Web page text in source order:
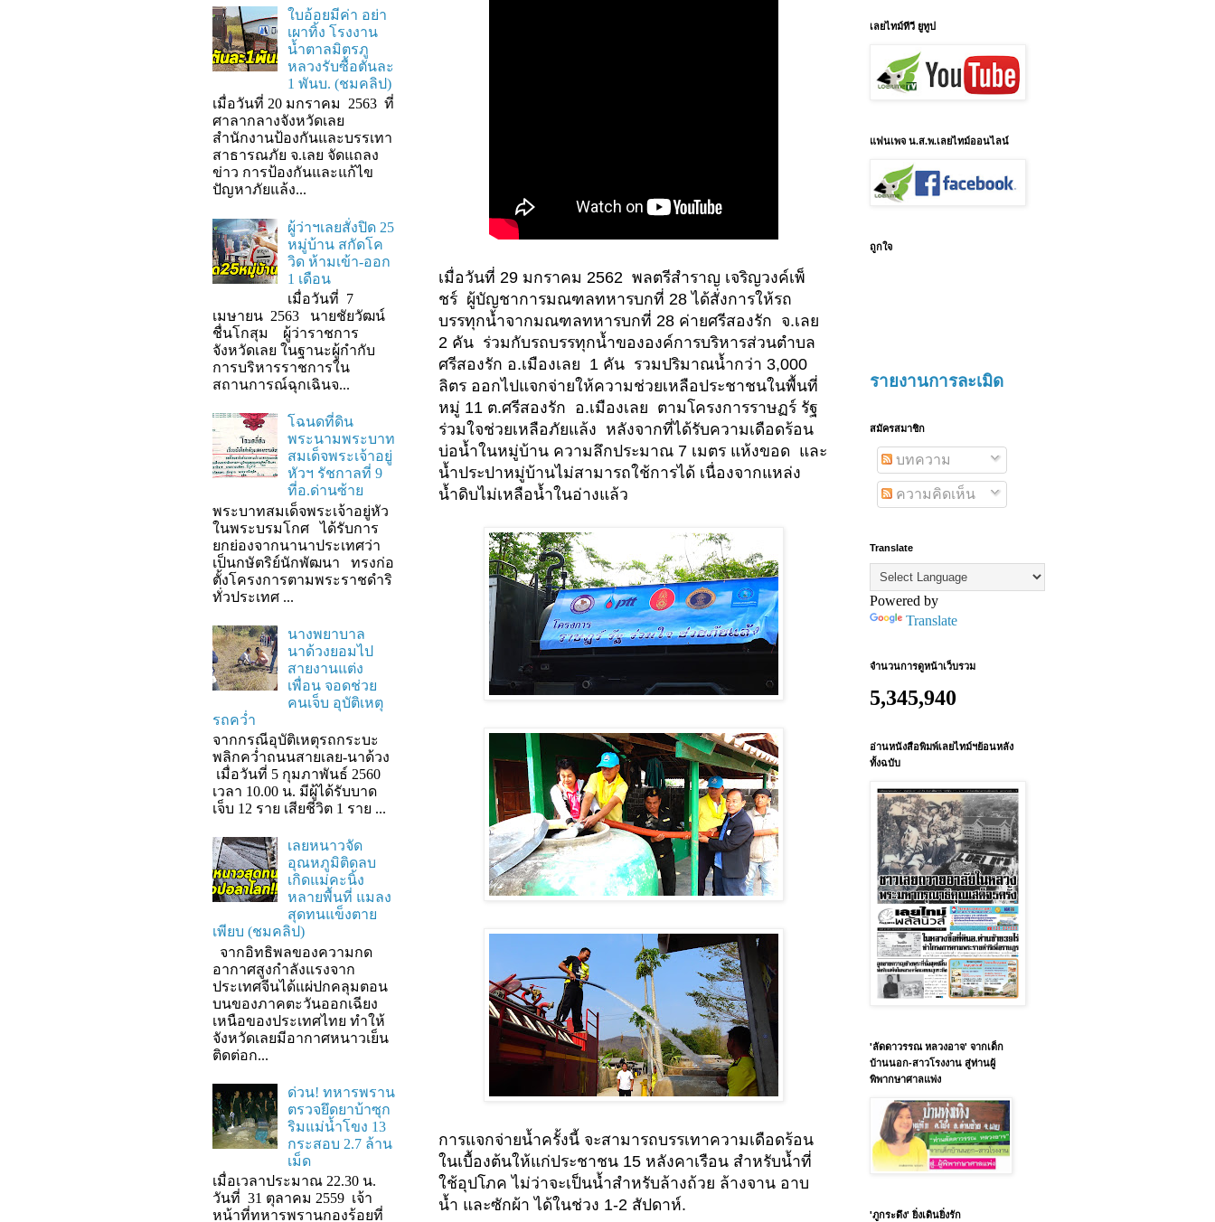
เมื่อวันที่ 29 มกราคม 2562 พลตรีสำราญ เจริญวงค์เพ็
ชร์ ผู้บัญชาการมณฑลทหารบกที่ 28 ได้สั่งการให้รถ
บรรทุกน้ำจากมณฑลทหารบกที่ 28 ค่ายศรีสองรัก จ.เลย
2 คัน ร่วมกับรถบรรทุกน้ำขององค์การบริหารส่วนตำบล
ศรีสองรัก อ.เมืองเลย 1 คัน รวมปริมาณน้ำกว่า 3,000
ลิตร ออกไปแจกจ่ายให้ความช่วยเหลือประชาชนในพื้นที่
หมู่ 11 ต.ศรีสองรัก อ.เมืองเลย ตามโครงการราษฏร์ รัฐ
ร่วมใจช่วยเหลือภัยแล้ง หลังจากที่ได้รับความเดือดร้อน
บ่อน้ำในหมู่บ้าน ความลึกประมาณ 7 เมตร แห้งขอด และ
น้ำประปาหมู่บ้านไม่สามารถใช้การได้ เนื่องจากแหล่ง
น้ำดิบไม่เหลือน้ำในอ่างแล้ว
การแจกจ่ายน้ำครั้งนี้ จะสามารถบรรเทาความเดือดร้อน
ในเบื้องต้นให้แก่ประชาชน 15 หลังคาเรือน สำหรับน้ำที่
ใช้อุปโภค ไม่ว่าจะเป็นน้ำสำหรับล้างถ้วย ล้างจาน อาบ
น้ำ และซักผ้า ได้ในช่วง 1-2 สัปดาห์.
ใบอ้อยมีค่า อย่า
เผาทิ้ง โรงงาน
น้ำตาลมิตรภู
หลวงรับซื้อตันละ
1 พันบ. (ชมคลิป)
เมื่อวันที่ 20 มกราคม 2563 ที่
ศาลากลางจังหวัดเลย
สำนักงานป้องกันและบรรเทา
สาธารณภัย จ.เลย จัดแถลง
ข่าว การป้องกันและแก้ไข
ปัญหาภัยแล้ง...
ผู้ว่าฯเลยสั่งปิด 25
หมู่บ้าน สกัดโค
วิด ห้ามเข้า-ออก
1 เดือน
เมื่อวันที่ 7
เมษายน 2563 นายชัยวัฒน์
ชื่นโกสุม ผู้ว่าราชการ
จังหวัดเลย ในฐานะผู้กํากับ
การบริหารราชการใน
สถานการณ์ฉุกเฉินจ...
โฉนดที่ดิน
พระนามพระบาท
สมเด็จพระเจ้าอยู่
หัวฯ รัชกาลที่ 9
ที่อ.ด่านซ้าย
พระบาทสมเด็จพระเจ้าอยู่หัว
ในพระบรมโกศ ได้รับการ
ยกย่องจากนานาประเทศว่า
เป็นกษัตริย์นักพัฒนา ทรงก่อ
ตั้งโครงการตามพระราชดำริ
ทั่วประเทศ ...
นางพยาบาล
นาด้วงยอมไป
สายงานแต่ง
เพื่อน จอดช่วย
คนเจ็บ อุบัติเหตุ
รถคว่ำ
จากกรณีอุบัติเหตุรถกระบะ
พลิกคว่ำถนนสายเลย-นาด้วง
เมื่อวันที่ 5 กุมภาพันธ์ 2560
เวลา 10.00 น. มีผู้ได้รับบาด
เจ็บ 12 ราย เสียชีวิต 1 ราย ...
เลยหนาวจัด
อุณหภูมิติดลบ
เกิดแม่คะนิ้ง
หลายพื้นที่ แมลง
สุดทนแข็งตาย
เพียบ (ชมคลิป)
จากอิทธิพลของความกด
อากาศสูงกำลังแรงจาก
ประเทศจีนได้แผ่ปกคลุมตอน
บนของภาคตะวันออกเฉียง
เหนือของประเทศไทย ทำให้
จังหวัดเลยมีอากาศหนาวเย็น
ติดต่อก...
ด่วน! ทหารพราน
ตรวจยึดยาบ้าซุก
ริมแม่น้ำโขง 13
กระสอบ 2.7 ล้าน
เม็ด
เมื่อเวลาประมาณ 22.30 น.
วันที่ 31 ตุลาคม 2559 เจ้า
หน้าที่ทหารพรานกองร้อยที่
เลยไทม์ทีวี ยูทูป
แฟนเพจ น.ส.พ.เลยไทม์ออนไลน์
ถูกใจ
รายงานการละเมิด
สมัครสมาชิก
บทความ
ความคิดเห็น
Translate
Powered by
Translate
จำนวนการดูหน้าเว็บรวม
5,345,940
อ่านหนังสือพิมพ์เลยไทม์ฯย้อนหลัง
ทั้งฉบับ
'ลัดดาวรรณ หลวงอาจ' จากเด็ก
บ้านนอก-สาวโรงงาน สู่ท่านผู้
พิพากษาศาลแพ่ง
'ภูกระดึง' ยิ่งเดินยิ่งรัก